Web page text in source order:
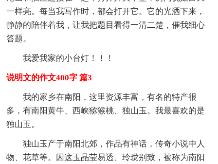
一样亮。每当我写作时，都会打开它。它的光洒下来，
静静的陪伴着我，让我把题目看得一清二楚，催我细心
答题。
我爱我家的小台灯！！！
说明文的作文400字 篇3
我的家乡在南阳，这里资源丰富，有名的特产很
多，有南阳黄牛、西峡猕猴桃、独山玉。我最喜欢的是
独山玉。
独山玉产于南阳北郊，作品有神话，传奇小说中人
物、花草等。因这玉晶莹易透、玲珑别致，被称为南阳